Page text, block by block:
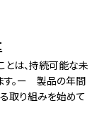
とは、持続可能な未
す。ー 製品の年間
取り組みを始めて